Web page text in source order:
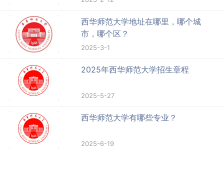
西华师范大学地址在哪里，哪个城
市，哪个区？
2025-3-1
2025年西华师范大学招生章程
2025-5-27
西华师范大学有哪些专业？
2025-6-19